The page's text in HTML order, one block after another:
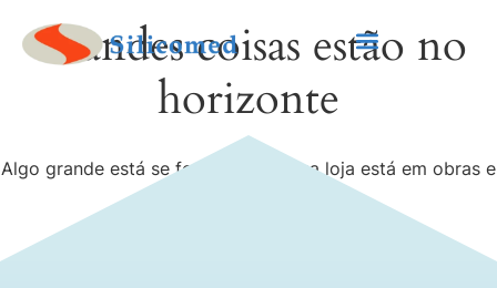
Grandes coisas estão no
horizonte
Algo grande está se formando! Nossa loja está em obras e